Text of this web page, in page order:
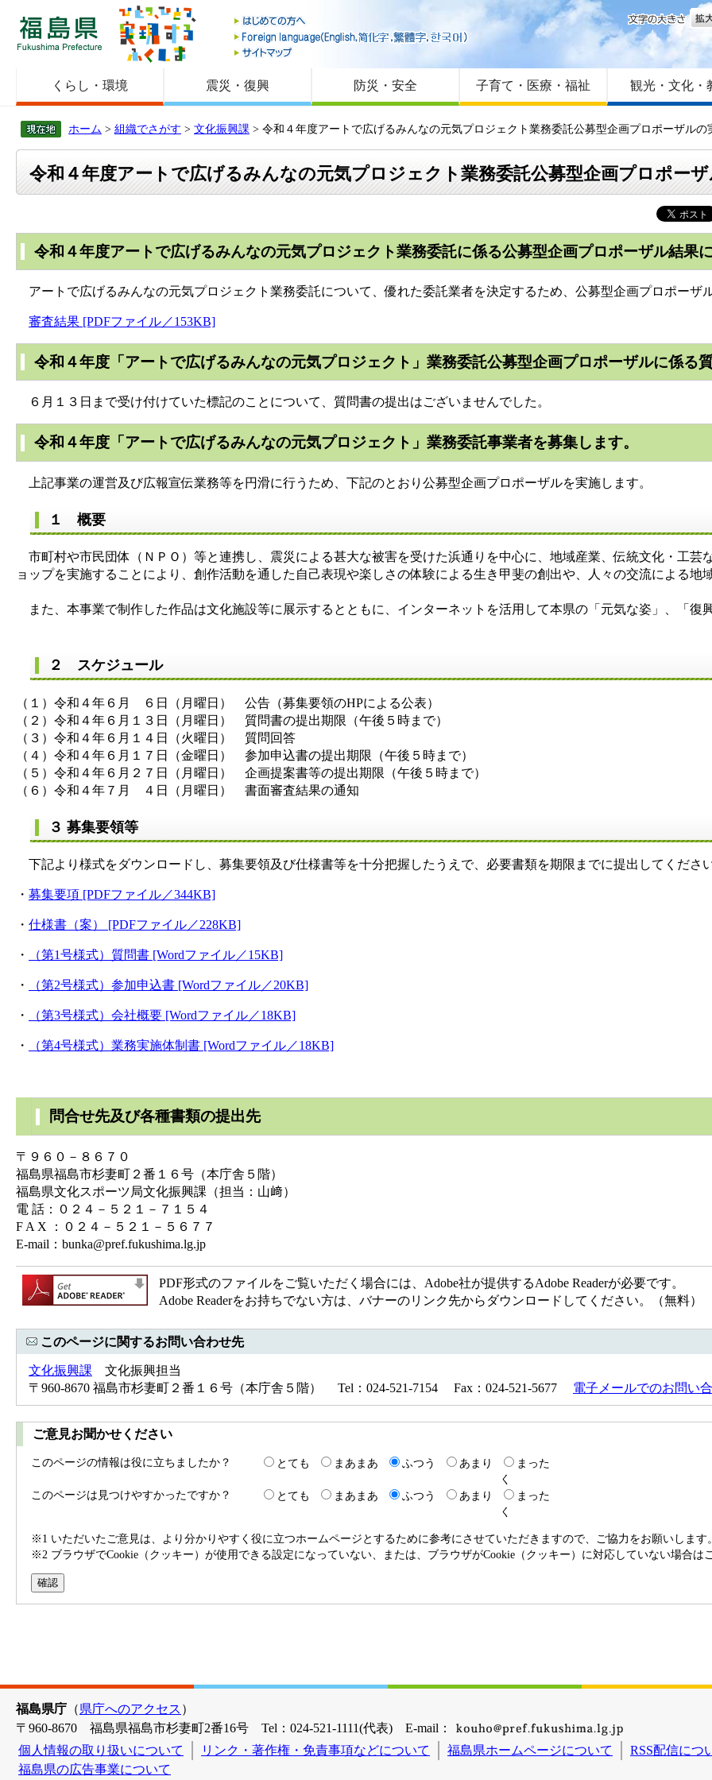
福島県
はじめての方へ
Foreign language
サイトマップ
文字
くらし・環境 震災・復興 防災・安全 子育て・医療・福祉 観光・文化・
ホーム > 組織でさがす > 文化振興課 > 令和４年度アートで広げるみんなの元気プロジェクト業務委託公募型企画プロポーザルの
令和４年度アートで広げるみんなの元気プロジェクト業務委託公募型企画プロポー
令和４年度アートで広げるみんなの元気プロジェクト業務委託に係る公募型企画プロポーザル結果
アートで広げるみんなの元気プロジェクト業務委託について、優れた委託業者を決定するため、公募型企画プロポーザ
審査結果 [PDFファイル／153KB]
令和４年度「アートで広げるみんなの元気プロジェクト」業務委託公募型企画プロポーザルに係る
６月１３日まで受け付けていた標記のことについて、質問書の提出はございませんでした。
令和４年度「アートで広げるみんなの元気プロジェクト」業務委託事業者を募集します。
上記事業の運営及び広報宣伝業務等を円滑に行うため、下記のとおり公募型企画プロポーザルを実施します。
１ 概要
市町村や市民団体（ＮＰＯ）等と連携し、震災による甚大な被害を受けた浜通りを中心に、地域産業、伝統文化・工芸
ョップを実施することにより、創作活動を通した自己表現や楽しさの体験による生き甲斐の創出や、人々の交流による地
また、本事業で制作した作品は文化施設等に展示するとともに、インターネットを活用して本県の「元気な姿」、「復
２ スケジュール
（１）令和４年６月 ６日（月曜日） 公告（募集要領のHPによる公表）
（２）令和４年６月１３日（月曜日） 質問書の提出期限（午後５時まで）
（３）令和４年６月１４日（火曜日） 質問回答
（４）令和４年６月１７日（金曜日） 参加申込書の提出期限（午後５時まで）
（５）令和４年６月２７日（月曜日） 企画提案書等の提出期限（午後５時まで）
（６）令和４年７月 ４日（月曜日） 書面審査結果の通知
３ 募集要領等
下記より様式をダウンロードし、募集要領及び仕様書等を十分把握したうえで、必要書類を期限までに提出してくださ
・ 募集要項 [PDFファイル／344KB]
・ 仕様書（案） [PDFファイル／228KB]
・ （第1号様式）質問書 [Wordファイル／15KB]
・ （第2号様式）参加申込書 [Wordファイル／20KB]
・ （第3号様式）会社概要 [Wordファイル／18KB]
・ （第4号様式）業務実施体制書 [Wordファイル／18KB]
問合せ先及び各種書類の提出先
〒９６０－８６７０
福島県福島市杉妻町２番１６号（本庁舎５階）
福島県文化スポーツ局文化振興課（担当：山﨑）
電 話：０２４－５２１－７１５４
F A X ：０２４－５２１－５６７７
E-mail： bunka@pref.fukushima.lg.jp
PDF形式のファイルをご覧いただく場合には、Adobe社が提供するAdobe Readerが必要です。
Adobe Readerをお持ちでない方は、バナーのリンク先からダウンロードしてください。（無料）
このページに関するお問い合わせ先
文化振興課 文化振興担当
〒960-8670 福島市杉妻町２番１６号（本庁舎５階） Tel：024-521-7154 Fax：024-521-5677 電子メールでのお問い
ご意見お聞かせください
このページの情報は役に立ちましたか？ とても まあまあ ふつう あまり
まった
く
このページは見つけやすかったですか？
とても まあまあ ふつう あまり
まった
く
※1 いただいたご意見は、より分かりやすく役に立つホームページとするために参考にさせていただきますので、ご協力をお願いしま
※2 ブラウザでCookie（クッキー）が使用できる設定になっていない、または、ブラウザがCookie（クッキー）に対応していない場合は
福島県庁 （県庁へのアクセス ）
〒960-8670 福島県福島市杉妻町2番16号 Tel：024-521-1111(代表) E-mail：
個人情報の取り扱いについて
リンク・著作権・免責事項などについて 福島県ホームページについて
RSS配信につ
福島県の広告事業について